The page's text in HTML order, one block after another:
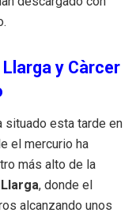
y Càrcer
situado esta tarde en
el mercurio ha
más alto de la
, donde el
alcanzando unos